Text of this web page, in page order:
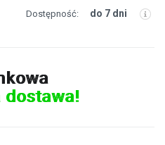
Dostępność: do 7 dni
dostawa!